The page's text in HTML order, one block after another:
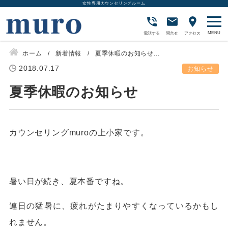
女性専用カウンセリングルーム
電話する 問合せ アクセス
ホーム 新着情報 夏季休暇のお知らせ...
2018.07.17 お知らせ
夏季休暇のお知らせ
カウンセリングmuroの上小家です。
暑い日が続き、夏本番ですね。
連日の猛暑に、疲れがたまりやすくなっているかもし
れません。